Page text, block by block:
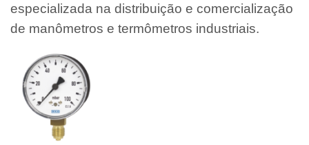
especializada na distribuição e comercialização
de manômetros e termômetros industriais.